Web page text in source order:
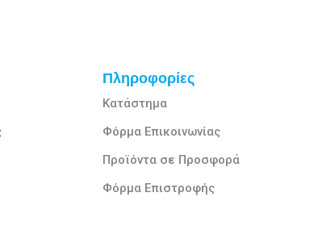
Πληροφορίες
Κατάστημα
Φόρμα Επικοινωνίας
Προϊόντα σε Προσφορά
Φόρμα Επιστροφής